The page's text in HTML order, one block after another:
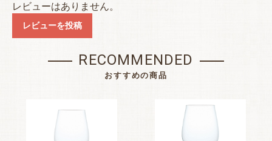
レビューはありません。
レビューを投稿
RECOMMENDED
おすすめの商品